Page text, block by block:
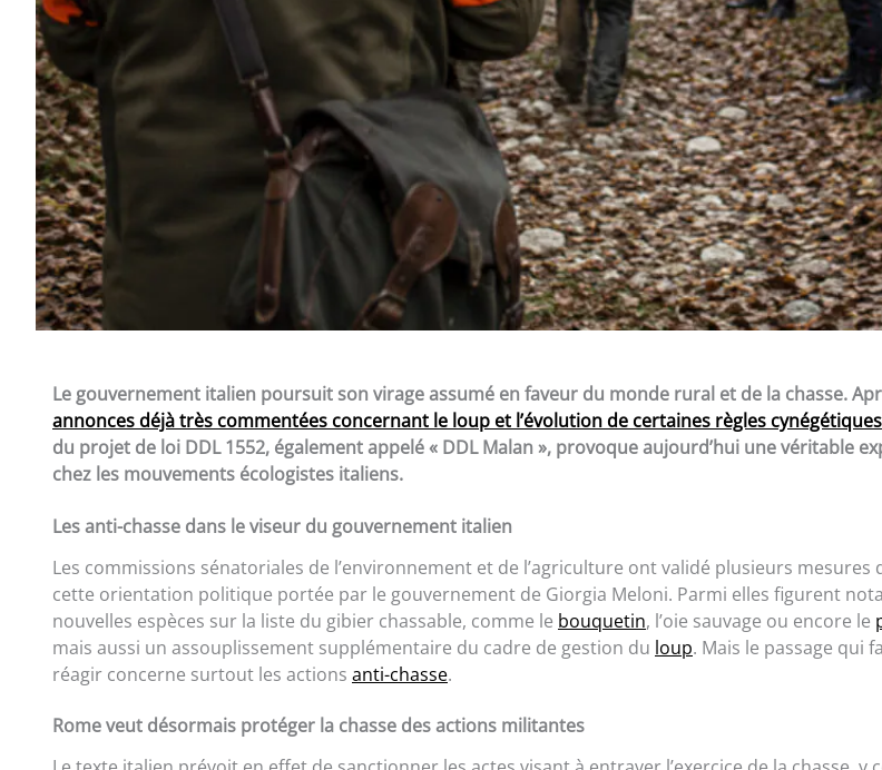
Le gouvernement italien poursuit son virage assumé en faveur du monde rural et de la chasse.
annonces déjà très commentées concernant le loup et l’évolution de certaines règles cynégétiques
du projet de loi DDL 1552, également appelé « DDL Malan », provoque aujourd’hui une véritable
chez les mouvements écologistes italiens.
Les anti-chasse dans le viseur du gouvernement italien
Les commissions sénatoriales de l’environnement et de l’agriculture ont validé plusieurs
cette orientation politique portée par le gouvernement de Giorgia Meloni. Parmi elles figurent
nouvelles espèces sur la liste du gibier chassable, comme le bouquetin, l’oie sauvage ou encore le
mais aussi un assouplissement supplémentaire du cadre de gestion du loup. Mais le passage qui
réagir concerne surtout les actions anti-chasse.
Rome veut désormais protéger la chasse des actions militantes